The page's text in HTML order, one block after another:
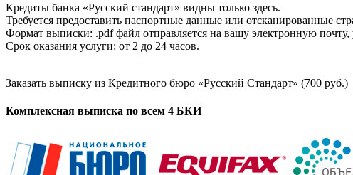
Кредиты банка «Русский стандарт» видны только здесь.
Требуется предоставить паспортные данные или отсканированные
Формат выписки: .pdf файл отправляется на вашу электронную
Срок оказания услуги: от 2 до 24 часов.
Заказать выписку из Кредитного бюро «Русский Стандарт» (700 руб.)
Комплексная выписка по всем 4 БКИ